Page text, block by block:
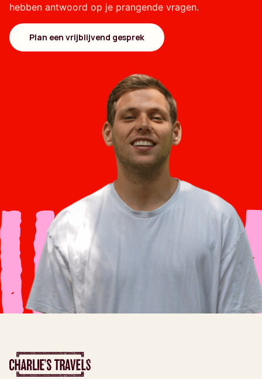
hebben antwoord op je prangende vragen.
Plan een vrijblijvend gesprek